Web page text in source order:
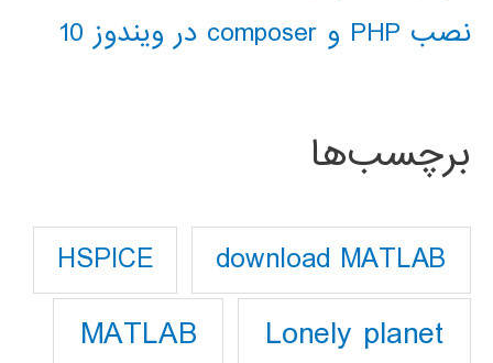
نصب PHP و composer در ویندوز 10
برچسب‌ها
download MATLAB
HSPICE
Lonely planet
MATLAB